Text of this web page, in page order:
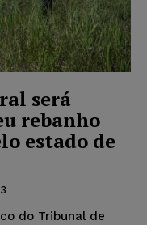
será
rebanho
estado de
do Tribunal de